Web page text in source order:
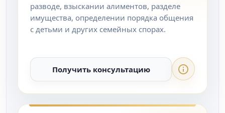
разводе, взыскании алиментов, разделе
имущества, определении порядка общения
с детьми и других семейных спорах.
Получить консультацию